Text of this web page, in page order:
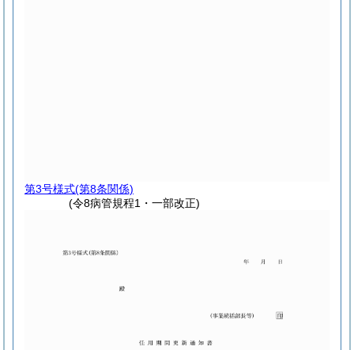
第3号様式(第8条関係)
(令8病管規程1・一部改正)